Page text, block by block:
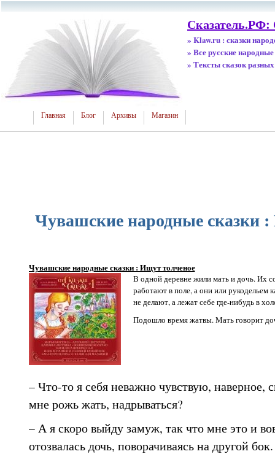
Сказатель.РФ:
» Klaw.ru : сказки
» Все русские народные
» Тексты сказок
Главная Блог Архивы Магазин
Чувашские народные сказки
Чувашские народные сказки : Ищут толченое
В одной деревне жили мать и дочь. Их
работают в поле, а они или рукодельем
не делают, а лежат себе где-нибудь в
Подошло время жатвы. Мать говорит
– Что-то я себя неважно чувствую, наверное,
мне рожь жать, надрываться?
– А я скоро выйду замуж, так что мне это и
отозвалась дочь, поворачиваясь на другой бок.